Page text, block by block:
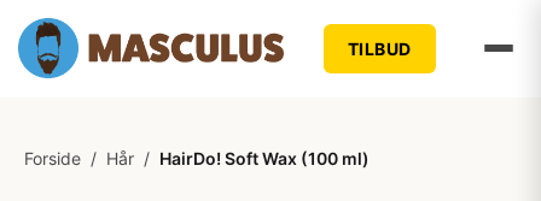
TILBUD
Forside / Hår / HairDo! Soft Wax (100 ml)